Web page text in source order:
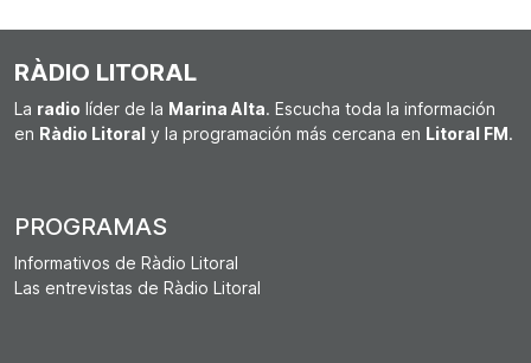
RÀDIO LITORAL
La radio líder de la Marina Alta. Escucha toda la información
en Ràdio Litoral y la programación más cercana en Litoral FM.
PROGRAMAS
Informativos de Ràdio Litoral
Las entrevistas de Ràdio Litoral